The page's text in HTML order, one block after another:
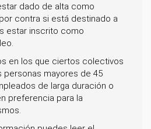
dado de alta como
contra si está destinado a
estar inscrito como
en los que ciertos colectivos
personas mayores de 45
de larga duración o
preferencia para la